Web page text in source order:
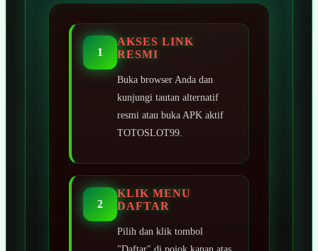
1
AKSES LINK
RESMI
Buka browser Anda dan
kunjungi tautan alternatif
resmi atau buka APK aktif
TOTOSLOT99.
2
KLIK MENU
DAFTAR
Pilih dan klik tombol